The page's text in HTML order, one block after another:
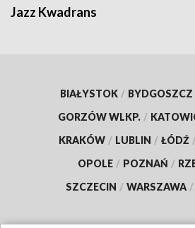
Jazz Kwadrans
BIAŁYSTOK / BYDGOSZCZ
GORZÓW WLKP. /
KRAKÓW / LUBLIN / ŁÓDŹ
OPOLE / POZNAŃ /
SZCZECIN / WARSZAWA /